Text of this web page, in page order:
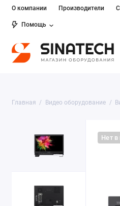
О компании Производители
Помощь
Главная Видео оборудование
Нет в